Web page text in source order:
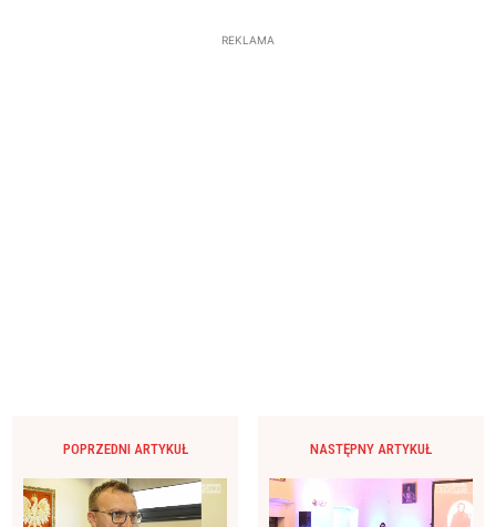
REKLAMA
POPRZEDNI ARTYKUŁ NASTĘPNY ARTYKUŁ